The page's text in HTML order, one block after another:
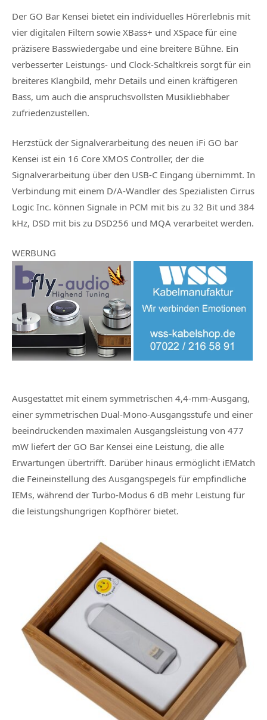
Der GO Bar Kensei bietet ein individuelles Hörerlebnis mit
vier digitalen Filtern sowie XBass+ und XSpace für eine
präzisere Basswiedergabe und eine breitere Bühne. Ein
verbesserter Leistungs- und Clock-Schaltkreis sorgt für ein
breiteres Klangbild, mehr Details und einen kräftigeren
Bass, um auch die anspruchsvollsten Musikliebhaber
zufriedenzustellen.
Herzstück der Signalverarbeitung des neuen iFi GO bar
Kensei ist ein 16 Core XMOS Controller, der die
Signalverarbeitung über den USB-C Eingang übernimmt. In
Verbindung mit einem D/A-Wandler des Spezialisten Cirrus
Logic Inc. können Signale in PCM mit bis zu 32 Bit und 384
kHz, DSD mit bis zu DSD256 und MQA verarbeitet werden.
WERBUNG
Ausgestattet mit einem symmetrischen 4,4-mm-Ausgang,
einer symmetrischen Dual-Mono-Ausgangsstufe und einer
beeindruckenden maximalen Ausgangsleistung von 477
mW liefert der GO Bar Kensei eine Leistung, die alle
Erwartungen übertrifft. Darüber hinaus ermöglicht iEMatch
die Feineinstellung des Ausgangspegels für empfindliche
IEMs, während der Turbo-Modus 6 dB mehr Leistung für
die leistungshungrigen Kopfhörer bietet.